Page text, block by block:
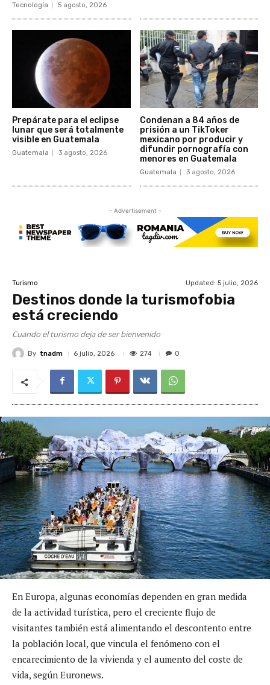
Tecnología 5 agosto, 2026
Prepárate para el eclipse
lunar que será totalmente
visible en Guatemala
Guatemala 3 agosto, 2026
Condenan a 84 años de
prisión a un TikToker
mexicano por producir y
difundir pornografía con
menores en Guatemala
Guatemala 3 agosto, 2026
- Advertisement -